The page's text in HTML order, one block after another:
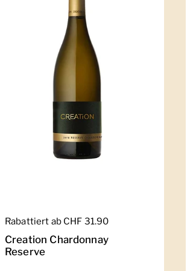
Regulärer Preis
Rabattiert ab CHF 31.90
Creation Chardonnay
Reserve